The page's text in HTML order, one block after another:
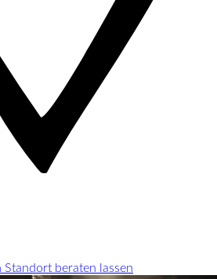
Standort beraten lassen